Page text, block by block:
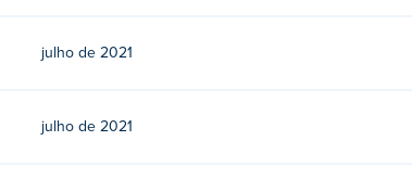
julho de 2021
julho de 2021